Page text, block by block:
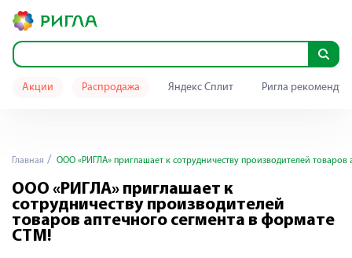
Акции Распродажа Яндекс Сплит Ригла
Главная ООО «РИГЛА» приглашает к сотрудничеству производителей
ООО «РИГЛА» приглашает к
сотрудничеству производителей
товаров аптечного сегмента в формате
СТМ!